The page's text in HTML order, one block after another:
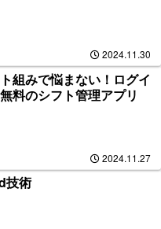
2024.11.30
組みで悩まない！ログイ
料のシフト管理アプリ
2024.11.27
技術